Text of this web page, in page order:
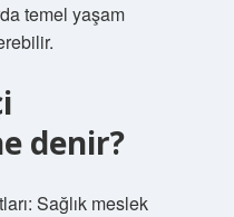
temel yaşam
denir?
Sağlık meslek